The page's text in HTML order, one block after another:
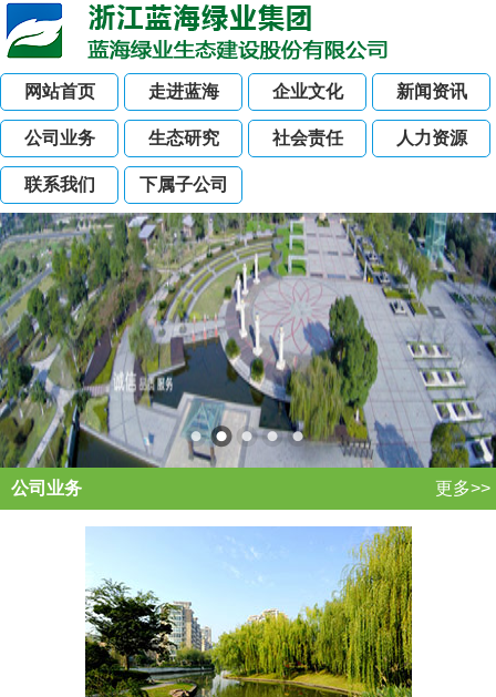
网站首页 走进蓝海 企业文化 新闻资讯
公司业务 生态研究 社会责任 人力资源
联系我们 下属子公司
公司业务 更多>>